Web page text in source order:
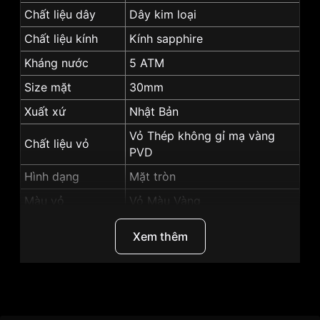
Chất liệu dây
Dây kim loại
Chất liệu kính
Kính sapphire
Kháng nước
5 ATM
Size mặt
30mm
Xuất xứ
Nhật Bản
Chất liệu vỏ
Vỏ Thép không gỉ mạ vàng
PVD
Hình dạng
Mặt tròn
Màu vỏ
Vỏ Màu Vàng
Lịch ngày, Giờ, phút, giây
Xem thêm